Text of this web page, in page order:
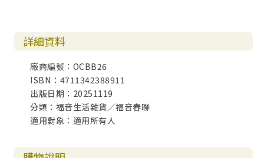
詳細資料
廠商編號：OCBB26
ISBN：4711342388911
出版日期：20251119
分類：福音生活雜貨／福音春聯
適用對象：適用所有人